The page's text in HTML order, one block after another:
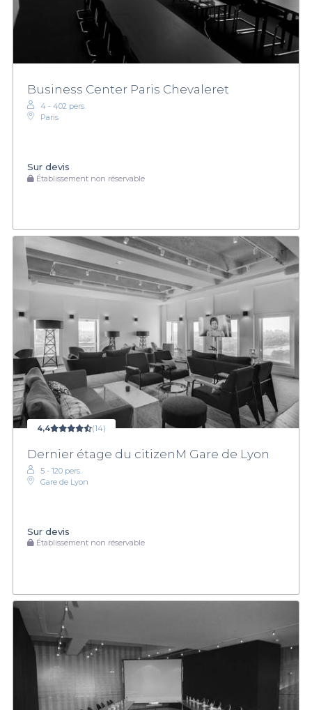
Business Center Paris Chevaleret
4 - 402 pers.
Paris
Sur devis
Établissement non réservable
4,4 (14)
Dernier étage du citizenM Gare de Lyon
5 - 120 pers.
Gare de Lyon
Sur devis
Établissement non réservable